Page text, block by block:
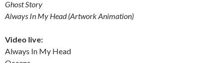
Ghost Story
Always In My Head (Artwork Animation)
Video live:
Always In My Head